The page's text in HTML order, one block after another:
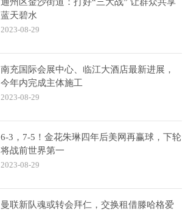
蓝天碧水
2023-08-29
南充国际会展中心、临江大酒店最新进展，
今年内完成主体施工
2023-08-29
6-3，7-5！金花朱琳四年后美网再赢球，下轮
将战前世界第一
2023-08-29
曼联新队魂或转会拜仁，交换租借滕哈格爱